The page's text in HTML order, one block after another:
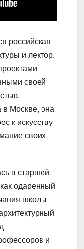
российская
и лектор.
своей
в Москве, она
к искусству
своих
в старшей
одаренный
школы
и